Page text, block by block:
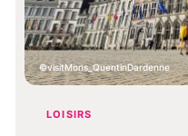
visitMons_QuentinDardenne
LOISIRS